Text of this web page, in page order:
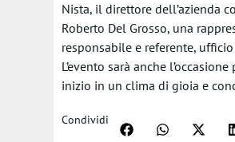
Nista, il direttore dell’azienda
Roberto Del Grosso, una
responsabile e referente,
L’evento sarà anche
inizio in un clima di gioia e
Condividi